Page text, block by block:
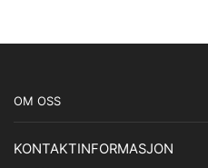
OM OSS
KONTAKTINFORMASJON